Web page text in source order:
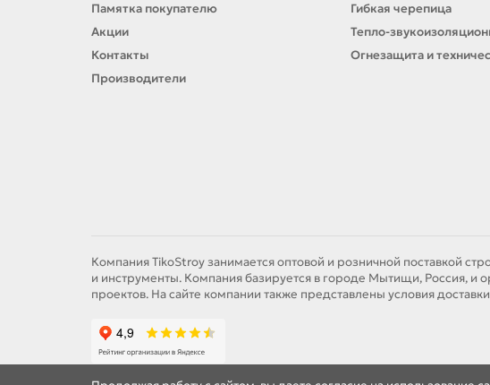
Памятка покупателю
Акции
Контакты
Производители
Гибкая черепица
Тепло-
Огнезащита и
Компания TikoStroy занимается оптовой и розничной поставкой
и инструменты. Компания базируется в городе Мытищи, Россия, и
проектов. На сайте компании также представлены условия